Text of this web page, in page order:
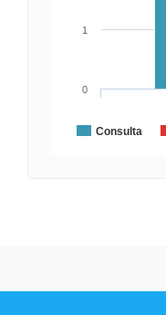
Consulta
0
1